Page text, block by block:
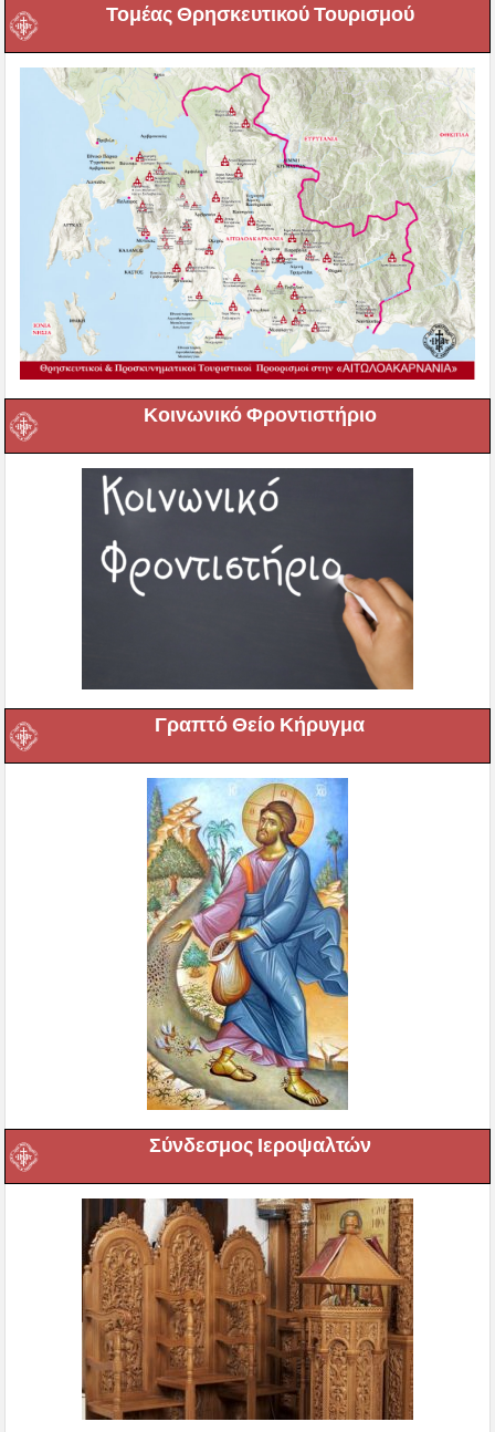
Τομέας Θρησκευτικού Τουρισμού
Κοινωνικό Φροντιστήριο
Γραπτό Θείο Κήρυγμα
Σύνδεσμος Ιεροψαλτών